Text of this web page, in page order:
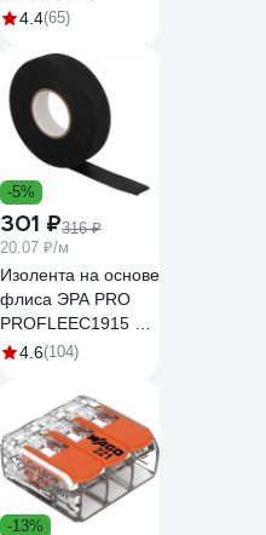
3x2,5ок(N, PE) -
100м 4663
4.4(65)
-5%
301 ₽316 ₽
20.07 ₽/м
Изолента на основе
флиса ЭРА PRO
PROFLEEC1915 19
мм, 15 м, 0,3 мм,
4.6(104)
-13%